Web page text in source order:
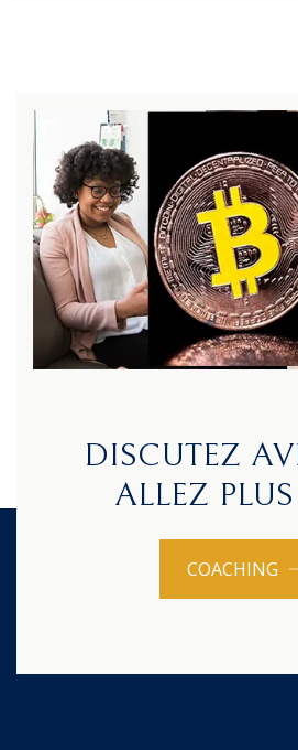
DISCUTEZ
ALLEZ
COACHING